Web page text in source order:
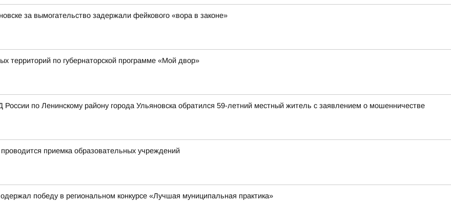
за вымогательство задержали фейкового «вора в законе»
территорий по губернаторской программе «Мой двор»
по Ленинскому району города Ульяновска обратился 59-летний местный житель с заявлением о мошенничестве
приемка образовательных учреждений
победу в региональном конкурсе «Лучшая муниципальная практика»